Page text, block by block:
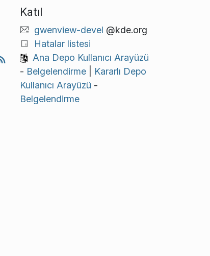
Katıl
gwenview-devel @kde.org
Hatalar listesi
Ana Depo Kullanıcı Arayüzü
- Belgelendirme|
Kararlı Depo
Kullanıcı Arayüzü -
Belgelendirme